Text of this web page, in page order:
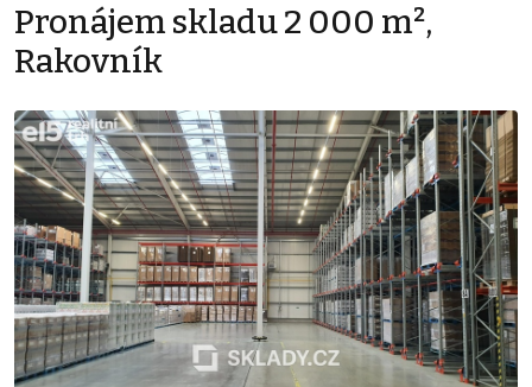
Pronájem skladu 2 000 m²,
Rakovník